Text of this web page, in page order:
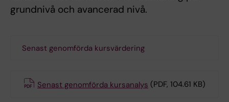
grundnivå och avancerad nivå.
Senast genomförda kursvärdering
Senast genomförda kursanalys (PDF, 104.61 KB)